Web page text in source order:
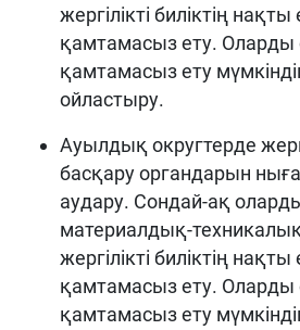
жергілікті биліктің нақты
қамтамасыз ету. Оларды
қамтамасыз ету
ойластыру.
Ауылдық округтерде
басқару органдарын
аудару. Сондай-ақ
материалдық-
жергілікті биліктің нақты
қамтамасыз ету. Оларды
қамтамасыз ету